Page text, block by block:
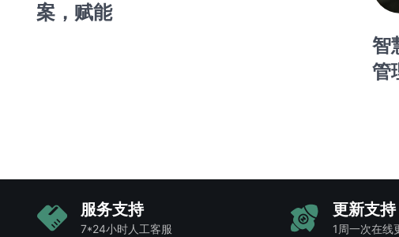
案，赋能
智
管
服务支持
7*24小时人工客服
更新支持
1周一次在线